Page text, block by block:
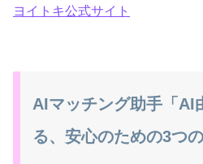
ヨイトキ公式サイト
AIマッチング助手「AI
る、安心のための3つ